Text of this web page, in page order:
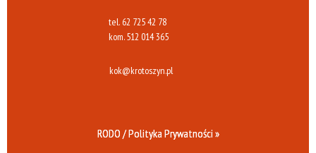
tel. 62 725 42 78
kom.512 014 365
kok@krotoszyn.pl
RODO / Polityka Prywatności »